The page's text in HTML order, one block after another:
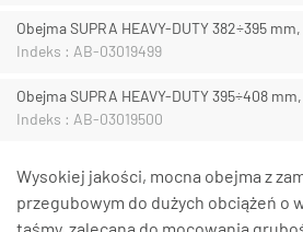
Obejma SUPRA HEAVY-DUTY 382÷395
Indeks : AB-03019499
Obejma SUPRA HEAVY-DUTY 395÷408
Indeks : AB-03019500
Wysokiej jakości, mocna obejma z
przegubowym do dużych obciążeń o